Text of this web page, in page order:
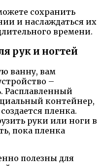
сохранить
и наслаждаться их
времени.
рук и ногтей
ванну, вам
–
Расплавленный
контейнер,
пленка.
руки или ноги в
пока пленка
полезны для